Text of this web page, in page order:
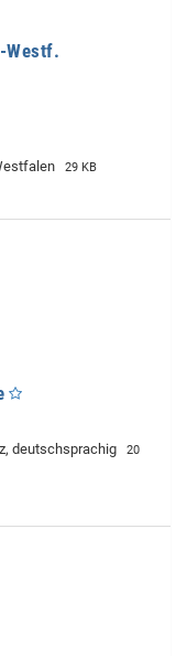
Westf.
29 KB
deutschsprachig
20